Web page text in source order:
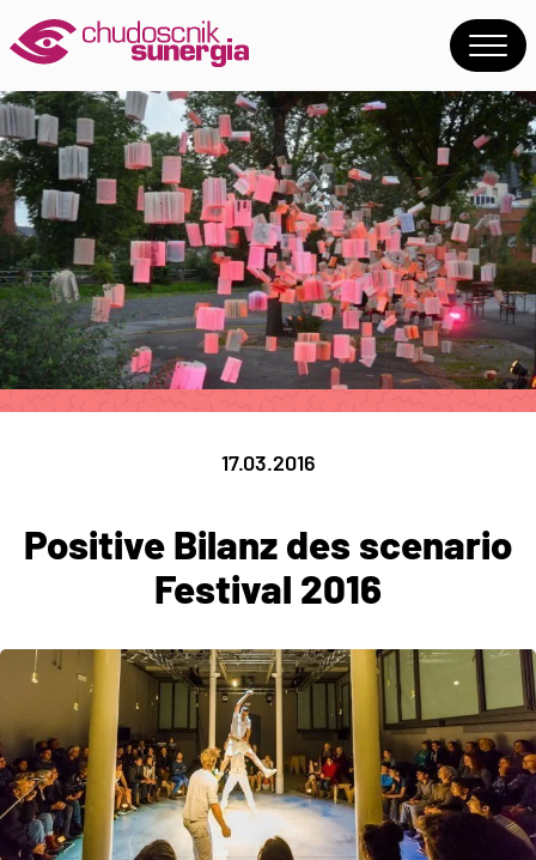
17.03.2016
Positive Bilanz des scenario
Festival 2016